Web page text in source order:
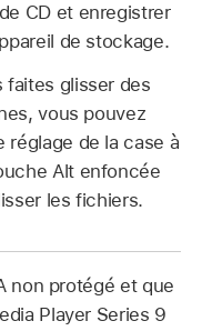
CD et enregistrer
de stockage.
faites glisser des
vous pouvez
réglage de la case à
Alt enfoncée
les fichiers.
non protégé et que
Player Series 9